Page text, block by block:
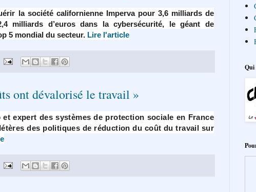
la société californienne Imperva pour 3,6 milliards de
milliards d’euros dans la cybersécurité, le géant de
5 mondial du secteur. Lire l'article
ont dévalorisé le travail »
expert des systèmes de protection sociale en France
des politiques de réduction du coût du travail sur
Qui